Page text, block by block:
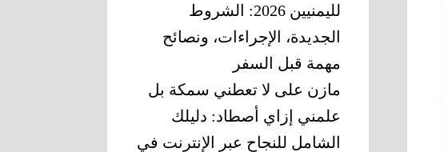
لليمنيين 2026: الشروط
الجديدة، الإجراءات، ونصائح
مهمة قبل السفر
مازن على لا تعطني سمكة بل
علمني إزاي أصطاد: دليلك
الشامل للنجاح عبر الإنترنت في